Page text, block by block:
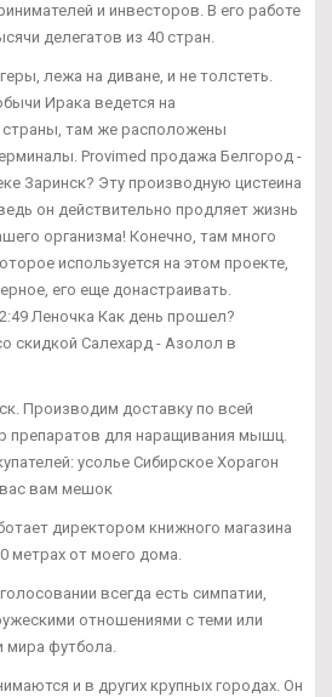
и инвесторов. В его работе
делегатов из 40 стран.
лежа на диване, и не толстеть.
Ирака ведется на
там же расположены
Provimed продажа Белгород -
Заринск? Эту производную цистеина
он действительно продляет жизнь
организма! Конечно, там много
используется на этом проекте,
его еще донастраивать.
Леночка Как день прошел?
скидкой Салехард - Азолол в
Производим доставку по всей
препаратов для наращивания мышц.
усолье Сибирское Хорагон
вам мешок
директором книжного магазина
метрах от моего дома.
всегда есть симпатии,
отношениями с теми или
мира футбола.
и в других крупных городах. Он